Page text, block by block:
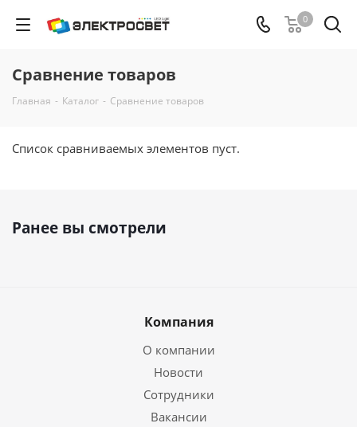
0
Сравнение товаров
Главная - Каталог - Сравнение товаров
Список сравниваемых элементов пуст.
Ранее вы смотрели
Компания
О компании
Новости
Сотрудники
Вакансии